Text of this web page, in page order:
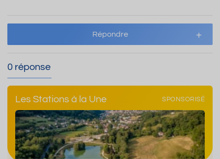
Répondre
0 réponse
Les Stations à la Une SPONSORISÉ